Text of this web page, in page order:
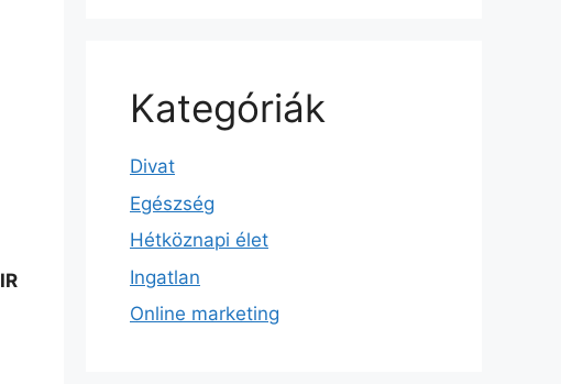
IR
Kategóriák
Divat
Egészség
Hétköznapi élet
Ingatlan
Online marketing